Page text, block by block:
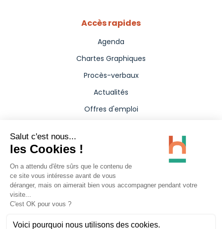
Accès rapides
Agenda
Chartes Graphiques
Procès-verbaux
Actualités
Offres d'emploi
Presse
Politique de confidentialitéMentions légales